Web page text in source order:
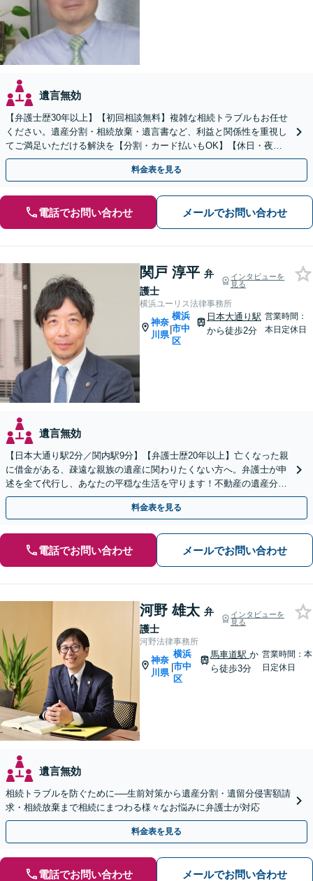
遺言無効
【弁護士歴30年以上】【初回相談無料】複雑な相続トラブルもお任せ
ください。遺産分割・相続放棄・遺言書など、利益と関係性を重視し
てご満足いただける解決を【分割・カード払いもOK】【休日・夜間
面談可】【電話・メール・ビデオ面談可】【関内駅4分】
料金表を見る
電話でお問い合わせ メールでお問い合わせ
関戸 淳平 弁
護士
インタビューを
見る
横浜ユーリス法律事務所
神奈
川県
|
横浜
市中
区
日本大通り駅
から徒歩2分
営業時間：
本日定休日
遺言無効
【日本大通り駅2分／関内駅9分】【弁護士歴20年以上】亡くなった親
に借金がある、疎遠な親族の遺産に関わりたくない方へ。弁護士が申
述を全て代行し、あなたの平穏な生活を守ります！不動産の遺産分割
や遺留分問題も実績豊富【夜間や休日相談も対応可能】
料金表を見る
電話でお問い合わせ メールでお問い合わせ
河野 雄太 弁
護士
インタビューを
見る
河野法律事務所
神奈
川県
|
横浜
市中
区
馬車道駅か
ら徒歩3分
営業時間：本
日定休日
遺言無効
相続トラブルを防ぐために──生前対策から遺産分割・遺留分侵害額請
求・相続放棄まで相続にまつわる様々なお悩みに弁護士が対応
料金表を見る
電話でお問い合わせ メールでお問い合わせ